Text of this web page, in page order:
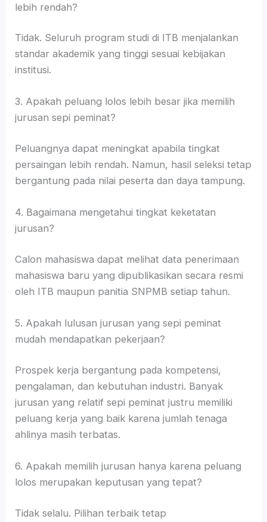
lebih rendah?
Tidak. Seluruh program studi di ITB menjalankan
standar akademik yang tinggi sesuai kebijakan
institusi.
3. Apakah peluang lolos lebih besar jika memilih
jurusan sepi peminat?
Peluangnya dapat meningkat apabila tingkat
persaingan lebih rendah. Namun, hasil seleksi tetap
bergantung pada nilai peserta dan daya tampung.
4. Bagaimana mengetahui tingkat keketatan
jurusan?
Calon mahasiswa dapat melihat data penerimaan
mahasiswa baru yang dipublikasikan secara resmi
oleh ITB maupun panitia SNPMB setiap tahun.
5. Apakah lulusan jurusan yang sepi peminat
mudah mendapatkan pekerjaan?
Prospek kerja bergantung pada kompetensi,
pengalaman, dan kebutuhan industri. Banyak
jurusan yang relatif sepi peminat justru memiliki
peluang kerja yang baik karena jumlah tenaga
ahlinya masih terbatas.
6. Apakah memilih jurusan hanya karena peluang
lolos merupakan keputusan yang tepat?
Tidak selalu. Pilihan terbaik tetap